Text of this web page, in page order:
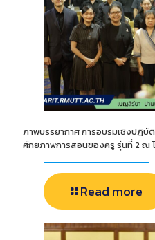
ภาพบรรยากาศ การอบรมเชิงปฏิ
ศักยภาพการสอนของครู รุ่นที่ 2 ณ
Read more